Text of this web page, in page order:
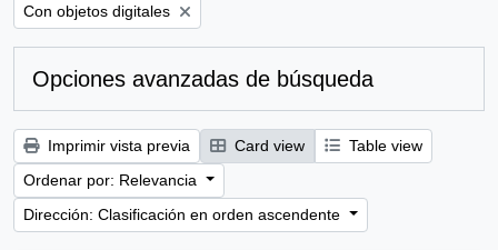
Remove filter:
Con objetos digitales
Opciones avanzadas de búsqueda
Imprimir vista previa Card view
Table view
Ordenar por: Relevancia
Dirección: Clasificación en orden ascendente